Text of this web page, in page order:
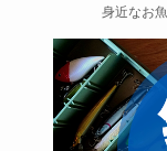
身近なお